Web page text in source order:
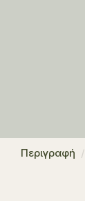
Περιγραφή